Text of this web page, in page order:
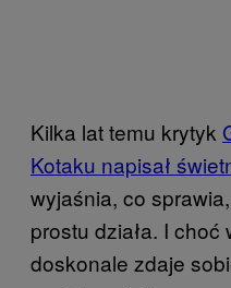
Kilka lat temu krytyk
Kotaku napisał
wyjaśnia, co
prostu działa. I
doskonale zdaje